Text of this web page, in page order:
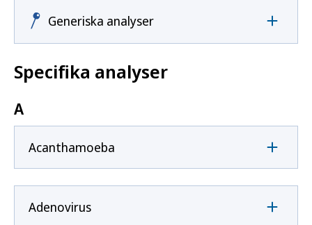
Generiska analyser
Specifika analyser
A
Acanthamoeba
Adenovirus